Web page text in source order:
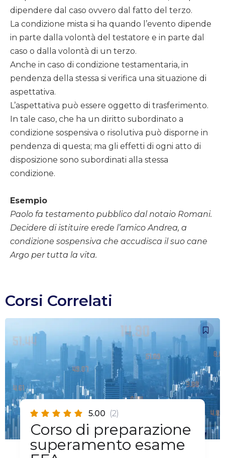
dipendere dal caso ovvero dal fatto del terzo.
La condizione mista si ha quando l’evento dipende
in parte dalla volontà del testatore e in parte dal
caso o dalla volontà di un terzo.
Anche in caso di condizione testamentaria, in
pendenza della stessa si verifica una situazione di
aspettativa.
L’aspettativa può essere oggetto di trasferimento.
In tale caso, che ha un diritto subordinato a
condizione sospensiva o risolutiva può disporne in
pendenza di questa; ma gli effetti di ogni atto di
disposizione sono subordinati alla stessa
condizione.
Esempio
Paolo fa testamento pubblico dal notaio Romani.
Decidere di istituire erede l’amico Andrea, a
condizione sospensiva che accudisca il suo cane
Argo per tutta la vita.
Corsi Correlati
5.00 (2)
Corso di preparazione
superamento esame